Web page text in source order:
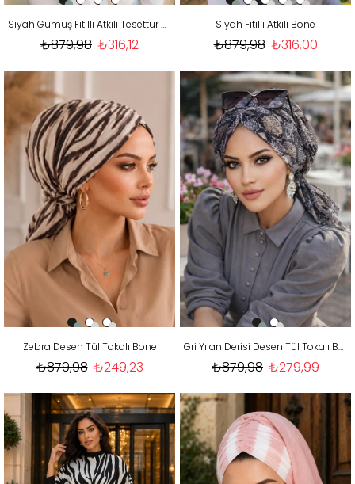
Siyah Gümüş Fitilli Atkılı Tesettür Bone
₺316,12
₺879,98
Siyah Fitilli Atkılı Bone
₺316,00
₺879,98
Zebra Desen Tül Tokalı Bone
₺249,23
₺879,98
Gri Yılan Derisi Desen Tül Tokalı Bone
₺279,99
₺879,98